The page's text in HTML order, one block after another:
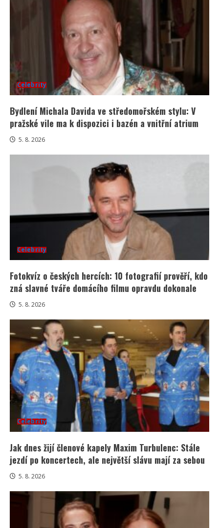
Celebrity
Bydlení Michala Davida ve středomořském stylu: V
pražské vile ma k dispozici i bazén a vnitřní atrium
5. 8. 2026
Celebrity
Fotokvíz o českých hercích: 10 fotografií prověří, kdo
zná slavné tváře domácího filmu opravdu dokonale
5. 8. 2026
Celebrity
Jak dnes žijí členové kapely Maxim Turbulenc: Stále
jezdí po koncertech, ale největší slávu mají za sebou
5. 8. 2026